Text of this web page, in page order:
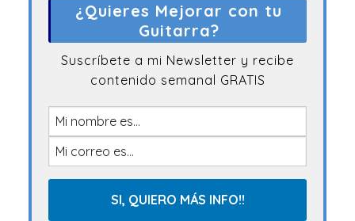
¿Quieres Mejorar con tu
Guitarra?
Suscríbete a mi Newsletter y recibe
contenido semanal GRATIS